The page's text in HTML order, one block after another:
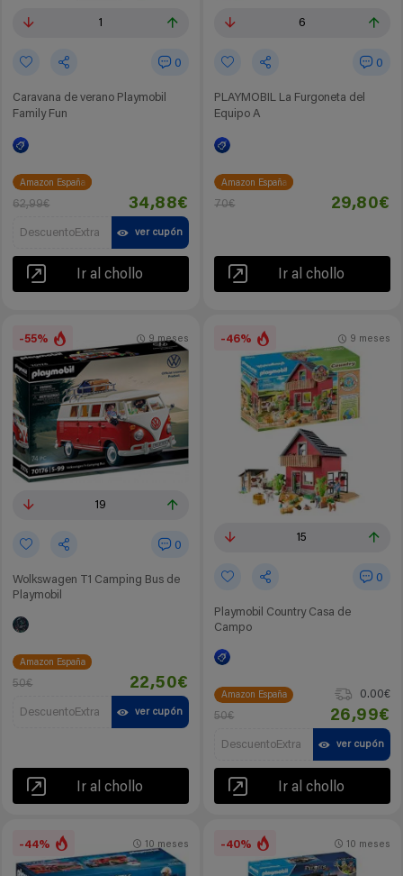
1
0
Caravana de verano Playmobil
Family Fun
Amazon España
62,99€ 34,88€
DescuentoExtra ver cupón
Ir al chollo
6
0
PLAYMOBIL La Furgoneta del
Equipo A
Amazon España
70€ 29,80€
Ir al chollo
-55%
19
0
Wolkswagen T1 Camping Bus de
Playmobil
9 meses
Amazon España
50€ 22,50€
DescuentoExtra ver cupón
Ir al chollo
-46%
15
0
Playmobil Country Casa de
Campo
9 meses
Amazon España
0.00€
50€
26,99€
DescuentoExtra ver cupón
Ir al chollo
-44% 10 meses -40% 10 meses